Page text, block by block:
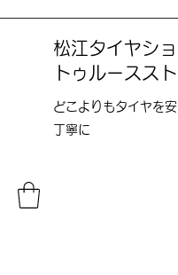
松江タイヤシ
トゥルースス
どこよりも​タイヤを
丁寧に